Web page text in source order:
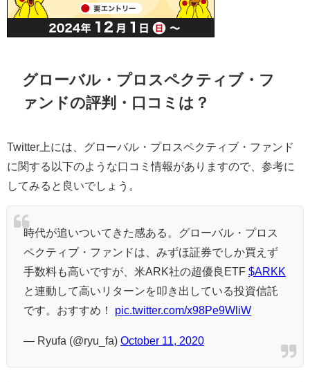
グローバル・プロスペクティブ・フ
ァンドの評判・口コミは？
Twitter上には、グローバル・プロスペクティブ・ファンド
に関する以下のような口コミ情報がありますので、参考に
してみると良いでしょう。
時代が追いついてきた感ある。グローバル・プロス
ペクティブ・ファンドは、みずほ証券でしか買えず
手数料も高いですが、米ARK社の超優良ETF $ARKK
と連動して高いリターンを叩き出している投資信託
です。おすすめ！ pic.twitter.com/x98Pe9WliW
— Ryufa (@ryu_fa) October 11, 2020